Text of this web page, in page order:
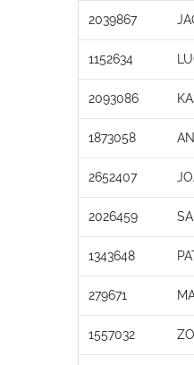
2039867
1152634
2093086
1873058
2652407
2026459
1343648
279671
1557032